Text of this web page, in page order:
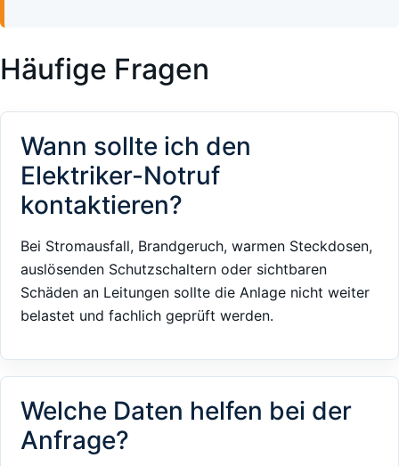
Häufige Fragen
Wann sollte ich den
Elektriker-Notruf
kontaktieren?
Bei Stromausfall, Brandgeruch, warmen Steckdosen,
auslösenden Schutzschaltern oder sichtbaren
Schäden an Leitungen sollte die Anlage nicht weiter
belastet und fachlich geprüft werden.
Welche Daten helfen bei der
Anfrage?